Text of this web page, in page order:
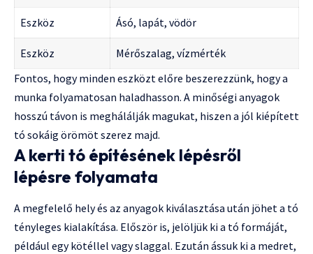
Eszköz Ásó, lapát, vödör
Eszköz
Mérőszalag, vízmérték
Fontos, hogy minden eszközt előre beszerezzünk, hogy a
munka folyamatosan haladhasson. A minőségi anyagok
hosszú távon is meghálálják magukat, hiszen a jól kiépített
tó sokáig örömöt szerez majd.
A kerti tó építésének lépésről
lépésre folyamata
A megfelelő hely és az anyagok kiválasztása után jöhet a tó
tényleges kialakítása. Először is, jelöljük ki a tó formáját,
például egy kötéllel vagy slaggal. Ezután ássuk ki a medret,